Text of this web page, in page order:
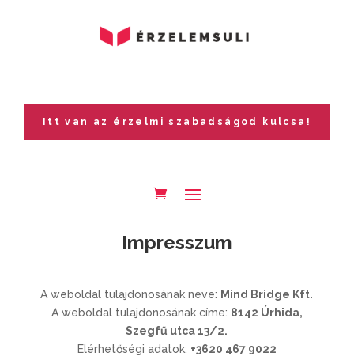
Itt van az érzelmi szabadságod kulcsa!
Impresszum
A weboldal tulajdonosának neve: Mind Bridge Kft.
A weboldal tulajdonosának címe: 8142 Úrhida,
Szegfű utca 13/2.
Elérhetőségi adatok: +3620 467 9022